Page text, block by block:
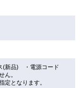
(新品) ・電源コード
ん。
定となります。